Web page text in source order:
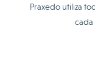
Praxedo utiliza
cada